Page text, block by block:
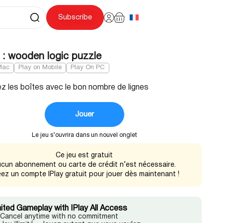
Subscribe
: wooden logic puzzle
Play on Mobile Play On PC
Gameplay with IPlay All Access
Cancel anytime with no commitment
les boîtes avec le bon nombre de lignes
Jouer
Le jeu s’ouvrira dans un nouvel onglet
Ce jeu est gratuit
abonnement ou carte de crédit n’est nécessaire.
un compte IPlay gratuit pour jouer dès maintenant !